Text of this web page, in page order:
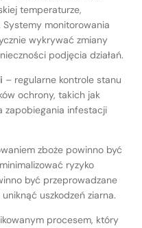
temperaturze,
monitorowania
wykrywać zmiany
podjęcia działań.
– regularne kontrole stanu
ochrony, takich jak
zapobiegania infestacji
zboże powinno być
ryzyko
być przeprowadzane
uszkodzeń ziarna.
procesem, który